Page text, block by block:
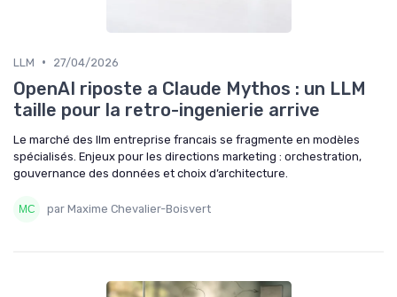
LLM • 27/04/2026
OpenAI riposte a Claude Mythos : un LLM
taille pour la retro-ingenierie arrive
Le marché des llm entreprise francais se fragmente en modèles
spécialisés. Enjeux pour les directions marketing : orchestration,
gouvernance des données et choix d’architecture.
par Maxime Chevalier-Boisvert